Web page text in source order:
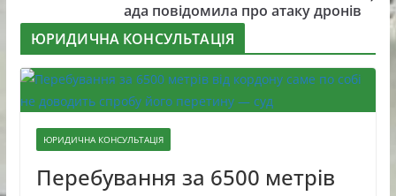
ада повідомила про атаку дронів
ЮРИДИЧНА КОНСУЛЬТАЦІЯ
ЮРИДИЧНА КОНСУЛЬТАЦІЯ
Перебування за 6500 метрів